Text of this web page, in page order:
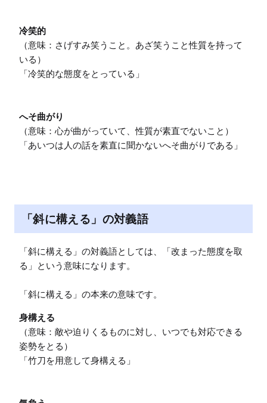
冷笑的
（意味：さげすみ笑うこと。あざ笑うこと性質を持って
いる）
「冷笑的な態度をとっている」
へそ曲がり
（意味：心が曲がっていて、性質が素直でないこと）
「あいつは人の話を素直に聞かないへそ曲がりである」
「斜に構える」の対義語
「斜に構える」の対義語としては、「改まった態度を取
る」という意味になります。
「斜に構える」の本来の意味です。
身構える
（意味：敵や迫りくるものに対し、いつでも対応できる
姿勢をとる）
「竹刀を用意して身構える」